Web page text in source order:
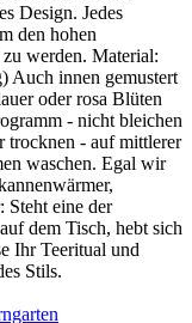
Design. Jedes
den hohen
werden. Material:
Auch innen gemustert
oder rosa Blüten
- nicht bleichen
trocknen - auf mittlerer
waschen. Egal wir
Steht eine der
dem Tisch, hebt sich
Ihr Teeritual und
Stils.